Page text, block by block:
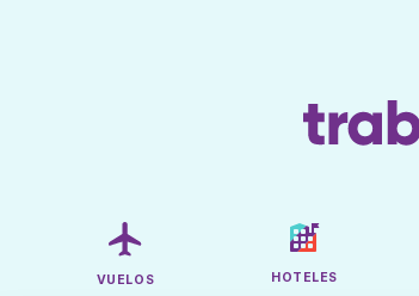
VUELOS HOTELES